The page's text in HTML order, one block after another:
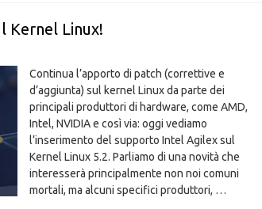
Kernel Linux!
Continua l’apporto di patch (correttive e
d’aggiunta) sul kernel Linux da parte dei
principali produttori di hardware, come AMD,
Intel, NVIDIA e così via: oggi vediamo
l’inserimento del supporto Intel Agilex sul
Kernel Linux 5.2. Parliamo di una novità che
interesserà principalmente non noi comuni
mortali, ma alcuni specifici produttori, …